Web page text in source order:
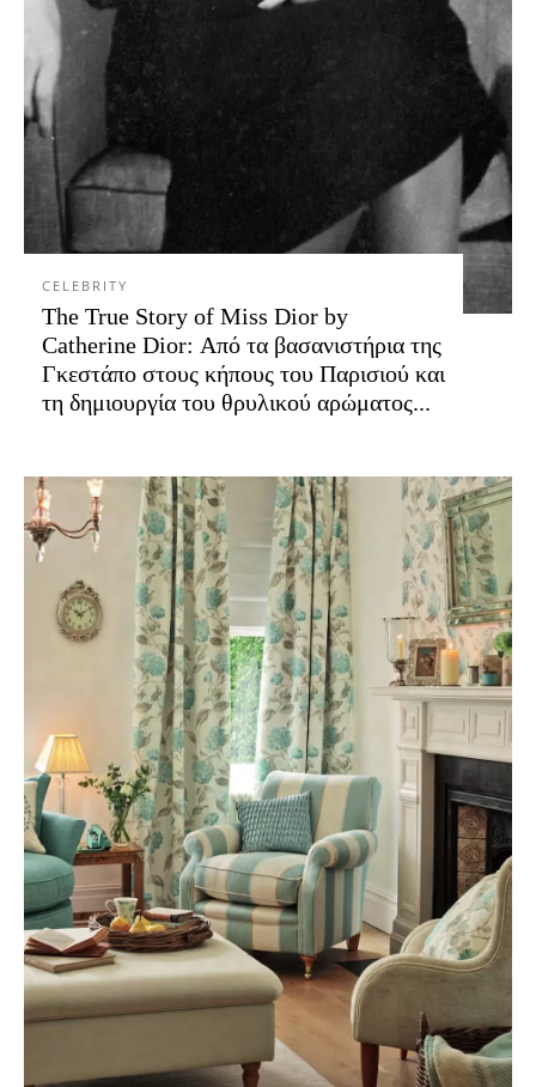
CELEBRITY
The True Story of Miss Dior by
Catherine Dior: Από τα βασανιστήρια της
Γκεστάπο στους κήπους του Παρισιού και
τη δημιουργία του θρυλικού αρώματος...